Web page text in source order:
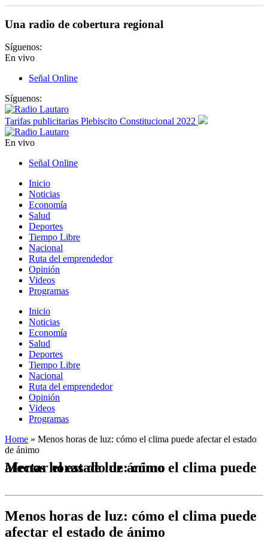
Una radio de cobertura regional
Síguenos:
En vivo
Señal Online
Síguenos:
Tarifas publicitarias Plebiscito Constitucional 2022
En vivo
Señal Online
Inicio
Noticias
Economía
Salud
Deportes
Tiempo Libre
Nacional
Ruta del emprendedor
Opinión
Videos
Programas
Inicio
Noticias
Economía
Salud
Deportes
Tiempo Libre
Nacional
Ruta del emprendedor
Opinión
Videos
Programas
Home » Menos horas de luz: cómo el clima puede afectar el estado
de ánimo
Menos horas de luz: cómo el clima puede afectar el estado de ánimo
Menos horas de luz: cómo el clima puede
afectar el estado de ánimo